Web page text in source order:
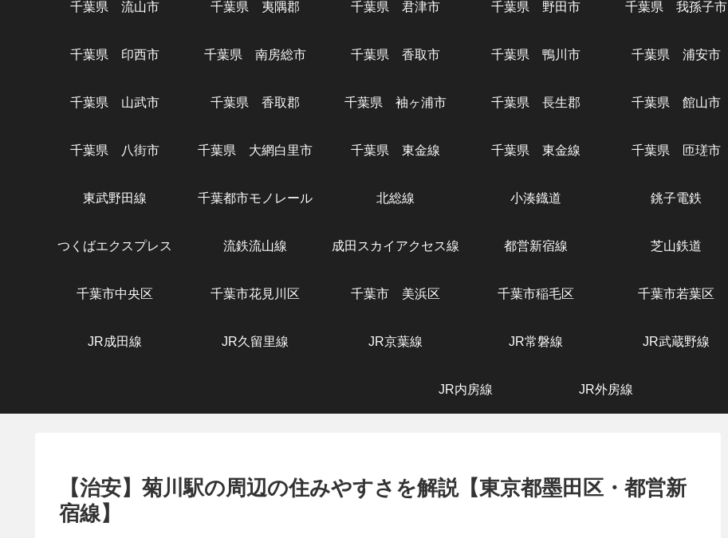
千葉県 流山市 千葉県 夷隅郡 千葉県 君津市 千葉県 野田市 千葉県 我孫子市
千葉県 印西市 千葉県 南房総市 千葉県 香取市 千葉県 鴨川市 千葉県 浦安市
千葉県 山武市 千葉県 香取郡 千葉県 袖ヶ浦市 千葉県 長生郡 千葉県 館山市
千葉県 八街市 千葉県 大網白里市 千葉県 東金線 千葉県 東金線 千葉県 匝瑳市
東武野田線 千葉都市モノレール 北総線 小湊鐡道 銚子電鉄
つくばエクスプレス 流鉄流山線 成田スカイアクセス線 都営新宿線 芝山鉄道
千葉市中央区 千葉市花見川区 千葉市 美浜区 千葉市稲毛区 千葉市若葉区
JR成田線 JR久留里線 JR京葉線 JR常磐線 JR武蔵野線
JR内房線 JR外房線
【治安】菊川駅の周辺の住みやすさを解説【東京都墨田区・都営新
宿線】